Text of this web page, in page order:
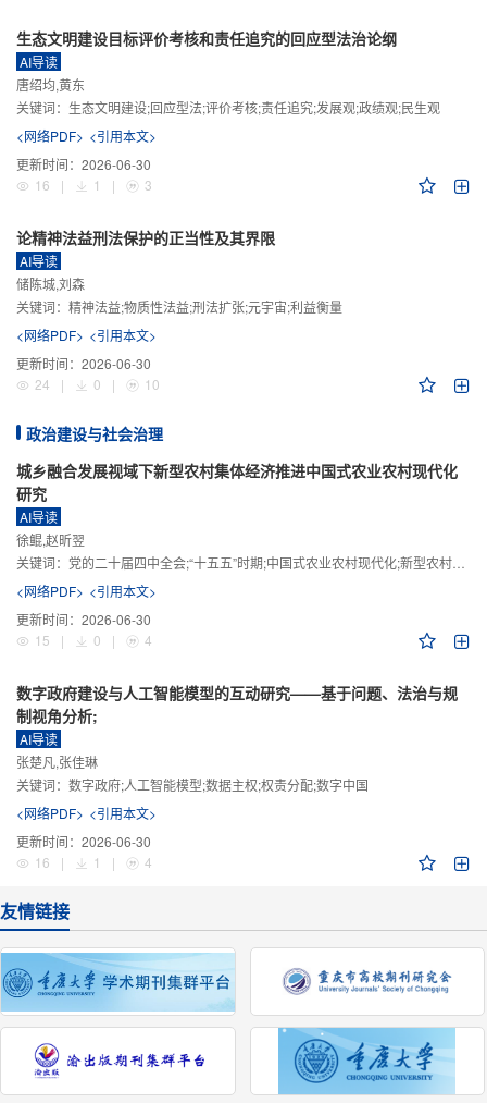
生态文明建设目标评价考核和责任追究的回应型法治论纲
AI导读
唐绍均,黄东
关键词： 生态文明建设;回应型法;评价考核;责任追究;发展观;政绩观;民生观
<网络PDF> <引用本文>
更新时间： 2026-06-30
16
| 1 | 3
论精神法益刑法保护的正当性及其界限
AI导读
储陈城,刘森
关键词： 精神法益;物质性法益;刑法扩张;元宇宙;利益衡量
<网络PDF> <引用本文>
更新时间： 2026-06-30
24
| 0 | 10
政治建设与社会治理
城乡融合发展视域下新型农村集体经济推进中国式农业农村现代化
研究
AI导读
徐鲲,赵昕翌
关键词： 党的二十届四中全会;“十五五”时期;中国式农业农村现代化;新型农村集体经济;城乡融合发展;新质生产力
<网络PDF> <引用本文>
更新时间： 2026-06-30
15
| 0 | 4
数字政府建设与人工智能模型的互动研究——基于问题、法治与规
制视角分析;
AI导读
张楚凡,张佳琳
关键词： 数字政府;人工智能模型;数据主权;权责分配;数字中国
<网络PDF> <引用本文>
更新时间： 2026-06-30
16
| 1 | 4
友情链接